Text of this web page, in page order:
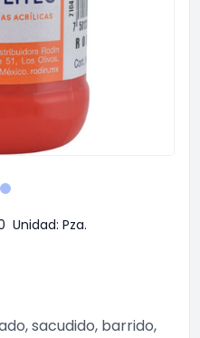
Unidad: Pza.
sacudido, barrido,